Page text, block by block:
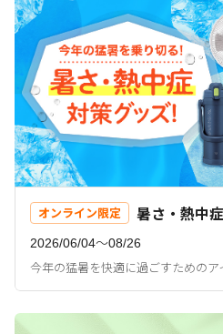
オンライン限定 暑さ・熱中
2026/06/04〜08/26
今年の猛暑を快適に過ごすためのア